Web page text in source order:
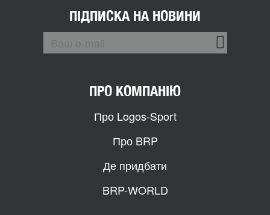
ПІДПИСКА НА НОВИНИ
ПРО КОМПАНІЮ
Про Logos-Sport
Про BRP
Де придбати
BRP-WORLD